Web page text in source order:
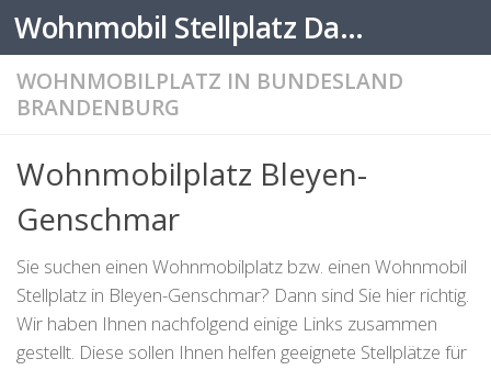
Zum Inhalt springen Wohnmobil Stellplatz Datenbank
WOHNMOBILPLATZ IN BUNDESLAND
BRANDENBURG
Wohnmobilplatz Bleyen-
Genschmar
Sie suchen einen Wohnmobilplatz bzw. einen Wohnmobil
Stellplatz in Bleyen-Genschmar? Dann sind Sie hier richtig.
Wir haben Ihnen nachfolgend einige Links zusammen
gestellt. Diese sollen Ihnen helfen geeignete Stellplätze für